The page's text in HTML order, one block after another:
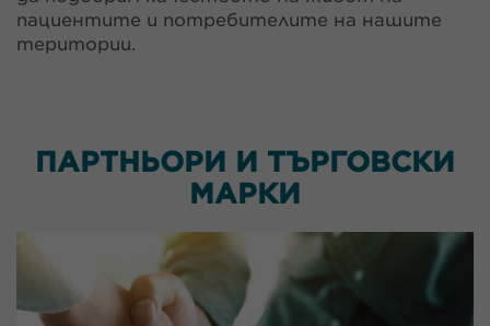
пациентите и потребителите на нашите
територии.
ПАРТНЬОРИ И ТЪРГОВСКИ
МАРКИ